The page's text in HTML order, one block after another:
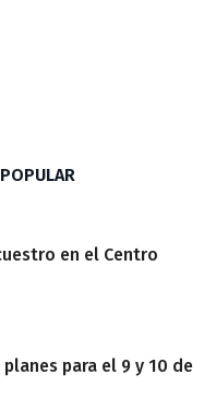
POPULAR
en el Centro
para el 9 y 10 de